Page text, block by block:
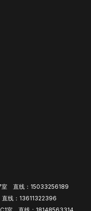
室 直线：15033256189
线：13611322396